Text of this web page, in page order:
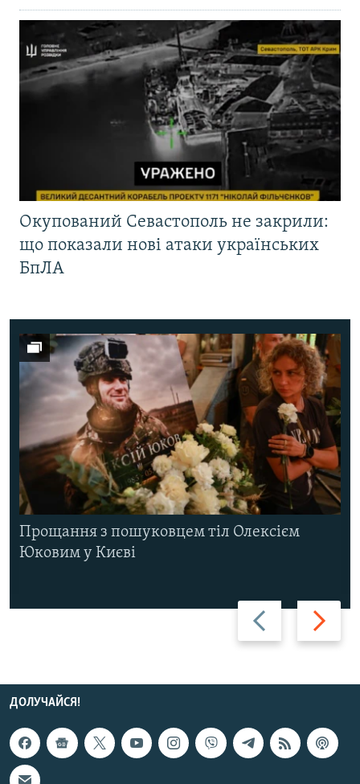
Окупований Севастополь не закрили:
що показали нові атаки українських
БпЛА
Назад Вперед
Прощання з пошуковцем тіл Олексієм
Юковим у Києві
ДОЛУЧАЙСЯ!